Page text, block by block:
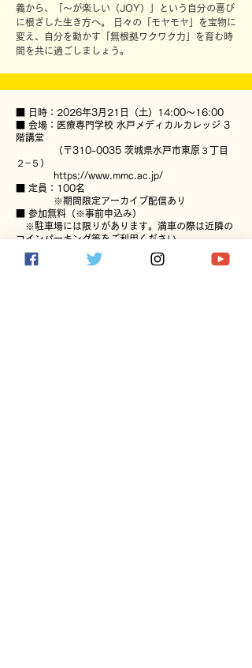
義から、「～が楽しい（JOY）」という自分の喜び
に根ざした生き方へ。 日々の「モヤモヤ」を宝物に
変え、自分を動かす「無根拠ワクワク力」を育む時
間を共に過ごしましょう。
■ 日時：2026年3月21日（土）14:00〜16:00
■ 会場：医療専門学校 水戸メディカルカレッジ 3
階講堂
（〒310-0035 茨城県水戸市東原３丁目
２−５）
https://www.mmc.ac.jp/
■ 定員：100名
※期間限定アーカイブ配信あり
■ 参加無料（※事前申込み）​
※駐車場には限りがあります。満車の際は近隣の
コインパーキング等をご利用ください。
■スケジュール